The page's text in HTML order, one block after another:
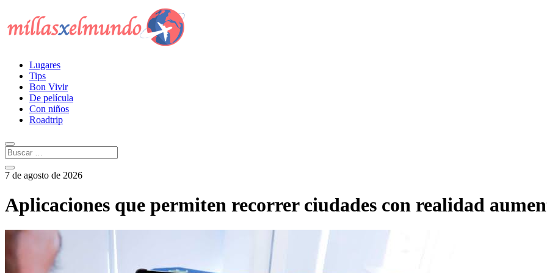
Lugares
Tips
Bon Vivir
De película
Con niños
Roadtrip
7 de agosto de 2026
Aplicaciones que permiten recorrer ciudades con realidad